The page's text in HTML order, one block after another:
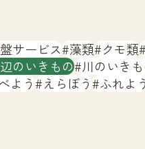
サービス 藻類 クモ類
のいきもの 川のいき
よう えらぼう ふれよ